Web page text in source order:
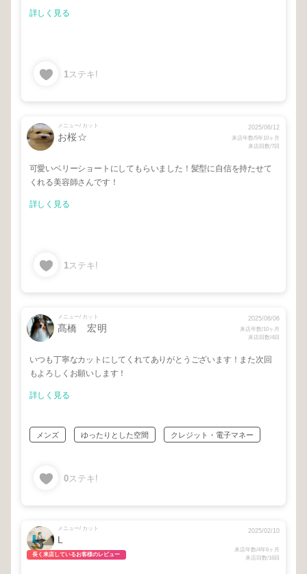
詳しく見る
1ステキ!
メニュー/ カット
お桜☆
2025/06/12
来店年数/5年10ヶ月
来店回数/7回
可愛いベリーショートにしてもらいました！髪型に自信を持たせて
くれる美容師さんです！
詳しく見る
1ステキ!
メニュー/ カット
髙橋 宏明
2025/06/06
来店年数/10ヶ月
来店回数/4回
いつも丁寧なカットにしてくれてありがとうございます！また次回
もよろしくお願いします！
詳しく見る
メンズ ゆったりとした空間 クレジット・電子マネー
0ステキ!
メニュー/ カット
L
長く来店しているお客様のレビュー
2025/02/10
来店年数/4年6ヶ月
来店回数/16回